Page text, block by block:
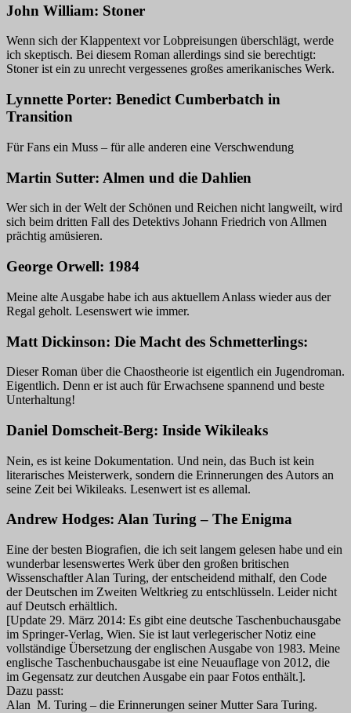
John William: Stoner
Wenn sich der Klappentext vor Lobpreisungen überschlägt, werde
ich skeptisch. Bei diesem Roman allerdings sind sie berechtigt:
Stoner ist ein zu unrecht vergessenes großes amerikanisches Werk.
Lynnette Porter: Benedict Cumberbatch in
Transition
Für Fans ein Muss – für alle anderen eine Verschwendung
Martin Sutter: Almen und die Dahlien
Wer sich in der Welt der Schönen und Reichen nicht langweilt, wird
sich beim dritten Fall des Detektivs Johann Friedrich von Allmen
prächtig amüsieren.
George Orwell: 1984
Meine alte Ausgabe habe ich aus aktuellem Anlass wieder aus der
Regal geholt. Lesenswert wie immer.
Matt Dickinson: Die Macht des Schmetterlings:
Dieser Roman über die Chaostheorie ist eigentlich ein Jugendroman.
Eigentlich. Denn er ist auch für Erwachsene spannend und beste
Unterhaltung!
Daniel Domscheit-Berg: Inside Wikileaks
Nein, es ist keine Dokumentation. Und nein, das Buch ist kein
literarisches Meisterwerk, sondern die Erinnerungen des Autors an
seine Zeit bei Wikileaks. Lesenwert ist es allemal.
Andrew Hodges: Alan Turing – The Enigma
Eine der besten Biografien, die ich seit langem gelesen habe und ein
wunderbar lesenswertes Werk über den großen britischen
Wissenschaftler Alan Turing, der entscheidend mithalf, den Code
der Deutschen im Zweiten Weltkrieg zu entschlüsseln. Leider nicht
auf Deutsch erhältlich.
[Update 29. März 2014: Es gibt eine deutsche Taschenbuchausgabe
im Springer-Verlag, Wien. Sie ist laut verlegerischer Notiz eine
vollständige Übersetzung der englischen Ausgabe von 1983. Meine
englische Taschenbuchausgabe ist eine Neuauflage von 2012, die
im Gegensatz zur deutchen Ausgabe ein paar Fotos enthält.].
Dazu passt:
Alan M. Turing – die Erinnerungen seiner Mutter Sara Turing.